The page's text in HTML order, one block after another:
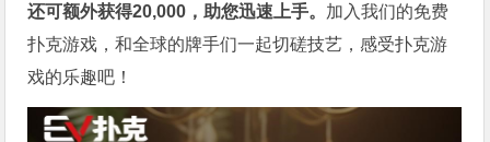
还可额外获得20,000，助您迅速上手。 加入我们的免费
扑克游戏，和全球的牌手们一起切磋技艺，感受扑克游
戏的乐趣吧！